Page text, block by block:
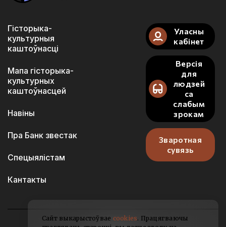
Гісторыка-
культурныя
каштоўнасці
Мапа гісторыка-
культурных
каштоўнасцей
Навіны
Пра Банк звестак
Спецыялістам
Кантакты
Уласны
кабінет
Версія
для
людзей
са
слабым
зрокам
Зваротная
сувязь
Сайт выкарыстоўвае cookies. Працягваючы